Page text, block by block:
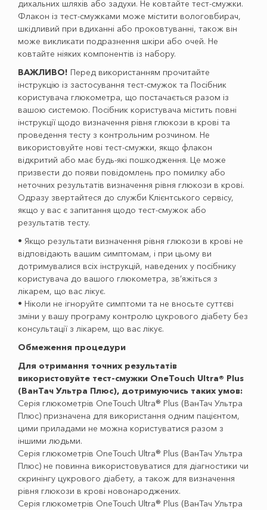
дихальних шляхів або задухи. Не ковтайте тест-смужки.
Флакон із тест-смужками може містити вологовбирач,
шкідливий при вдиханні або проковтуванні, також він
може викликати подразнення шкіри або очей. Не
ковтайте ніяких компонентів із набору.
ВАЖЛИВО! Перед використанням прочитайте
інструкцію із застосування тест-смужок та Посібник
користувача глюкометра, що постачається разом із
вашою системою. Посібник користувача містить повні
інструкції щодо визначення рівня глюкози в крові та
проведення тесту з контрольним розчином. Не
використовуйте нові тест-смужки, якщо флакон
відкритий або має будь-які пошкодження. Це може
призвести до появи повідомлень про помилку або
неточних результатів визначення рівня глюкози в крові.
Одразу звертайтеся до служби Клієнтського сервісу,
якщо у вас є запитання щодо тест-смужок або
результатів тесту.
• Якщо результати визначення рівня глюкози в крові не
відповідають вашим симптомам, і при цьому ви
дотримувалися всіх інструкцій, наведених у посібнику
користувача до вашого глюкометра, зв’яжіться з
лікарем, що вас лікує.
• Ніколи не ігноруйте симптоми та не вносьте суттєві
зміни у вашу програму контролю цукрового діабету без
консультації з лікарем, що вас лікує.
Обмеження процедури
Для отримання точних результатів
використовуйте тест-смужки OneTouch Ultra® Plus
(ВанТач Ультра Плюс), дотримуючись таких умов:
Серія глюкометрів OneTouch Ultra® Plus (ВанТач Ультра
Плюс) призначена для використання одним пацієнтом,
цими приладами не можна користуватися разом з
іншими людьми.
Серія глюкометрів OneTouch Ultra® Plus (ВанТач Ультра
Плюс) не повинна використовуватися для діагностики чи
скринінгу цукрового діабету, а також для визначення
рівня глюкози в крові новонароджених.
Серія глюкометрів OneTouch Ultra® Plus (ВанТач Ультра